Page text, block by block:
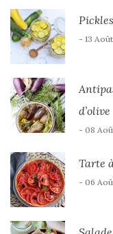
- 13
d’olive
- 08
Tarte
- 06